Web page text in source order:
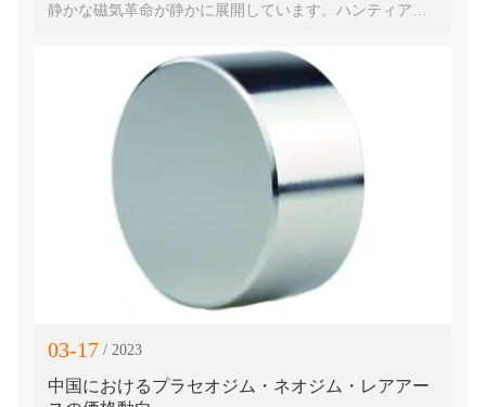
静かな磁気革命が静かに展開しています。ハンティアン
ダリング、山と川の動的シミュレーションからアオビン
氷竜の鱗の物理的モデリングまで、磁気に関連する技術
原理は、デジタル形式の特殊効果制作のあらゆる側面に
深く組み込まれています。物理世界とデジタル空間にま
たがるこの磁気の応用は、アニメ映画業界の技術的限界
を再定義しています。
03-17 / 2023
中国におけるプラセオジム・ネオジム・レアアー